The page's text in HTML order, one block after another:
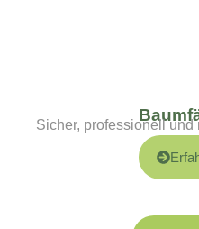
Sicher, professionell